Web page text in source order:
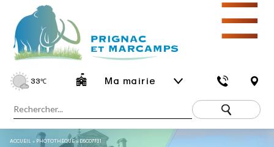
33℃ Ma mairie
☰
ACCUEIL » PHOTOTHÈQUE»DSC07731